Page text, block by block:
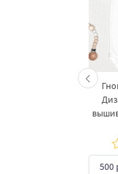
500